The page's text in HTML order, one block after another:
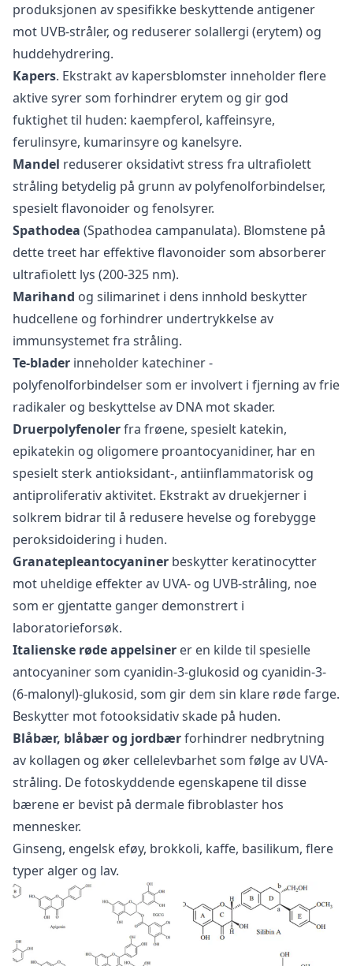
produksjonen av spesifikke beskyttende antigener
mot UVB-stråler, og reduserer solallergi (erytem) og
huddehydrering.
Kapers. Ekstrakt av kapersblomster inneholder flere
aktive syrer som forhindrer erytem og gir god
fuktighet til huden: kaempferol, kaffeinsyre,
ferulinsyre, kumarinsyre og kanelsyre.
Mandel reduserer oksidativt stress fra ultrafiolett
stråling betydelig på grunn av polyfenolforbindelser,
spesielt flavonoider og fenolsyrer.
Spathodea (Spathodea campanulata). Blomstene på
dette treet har effektive flavonoider som absorberer
ultrafiolett lys (200-325 nm).
Marihand og silimarinet i dens innhold beskytter
hudcellene og forhindrer undertrykkelse av
immunsystemet fra stråling.
Te-blader inneholder katechiner -
polyfenolforbindelser som er involvert i fjerning av frie
radikaler og beskyttelse av DNA mot skader.
Druerpolyfenolerfra frøene, spesielt katekin,
epikatekin og oligomere proantocyanidiner, har en
spesielt sterk antioksidant-, antiinflammatorisk og
antiproliferativ aktivitet. Ekstrakt av druekjerner i
solkrem bidrar til å redusere hevelse og forebygge
peroksidoidering i huden.
Granatepleantocyaniner beskytter keratinocytter
mot uheldige effekter av UVA- og UVB-stråling, noe
som er gjentatte ganger demonstrert i
laboratorieforsøk.
Italienske røde appelsiner er en kilde til spesielle
antocyaniner som cyanidin-3-glukosid og cyanidin-3-
(6-malonyl)-glukosid, som gir dem sin klare røde farge.
Beskytter mot fotooksidativ skade på huden.
Blåbær, blåbær og jordbærforhindrer nedbrytning
av kollagen og øker cellelevbarhet som følge av UVA-
stråling. De fotoskyddende egenskapene til disse
bærene er bevist på dermale fibroblaster hos
mennesker.
Ginseng, engelsk eføy, brokkoli, kaffe, basilikum, flere
typer alger og lav.